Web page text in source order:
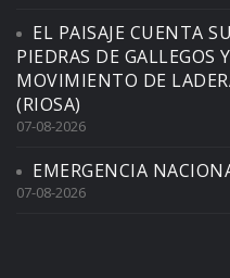
EL PAISAJE CUENTA
PIEDRAS DE GALLEGOS
MOVIMIENTO DE
(RIOSA)
07-08-2026
EMERGENCIA
07-08-2026